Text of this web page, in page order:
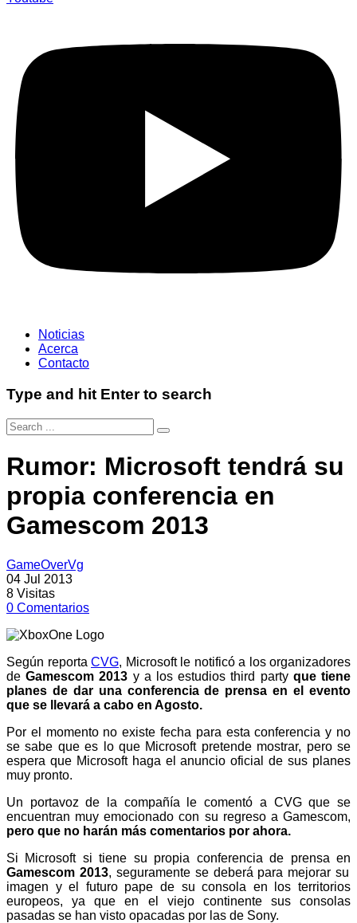
Noticias
Acerca
Contacto
Type and hit Enter to search
Rumor: Microsoft tendrá su
propia conferencia en
Gamescom 2013
GameOverVg
04 Jul 2013
8 Visitas
0 Comentarios
Según reporta CVG, Microsoft le notificó a los organizadores
deGamescom 2013 y a los estudios third party que tiene
planes de dar una conferencia de prensa en el evento
que se llevará a cabo en Agosto.
Por el momento no existe fecha para esta conferencia y no
se sabe que es lo que Microsoft pretende mostrar, pero se
espera que Microsoft haga el anuncio oficial de sus planes
muy pronto.
Un portavoz de la compañía le comentó a CVG que se
encuentran muy emocionado con su regreso a Gamescom,
pero que no harán más comentarios por ahora.
Si Microsoft si tiene su propia conferencia de prensa en
Gamescom 2013, seguramente se deberá para mejorar su
imagen y el futuro pape de su consola en los territorios
europeos, ya que en el viejo continente sus consolas
pasadas se han visto opacadas por las de Sony.